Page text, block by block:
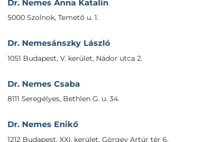
Dr. Nemes Anna Katalin
5000 Szolnok, Temető u. 1.
Dr. Nemesánszky László
1051 Budapest, V. kerület, Nádor utca 2.
Dr. Nemes Csaba
8111 Seregélyes, Bethlen G. u. 34.
Dr. Nemes Enikő
1212 Budapest, XXI. kerület, Görgey Artúr tér 6.